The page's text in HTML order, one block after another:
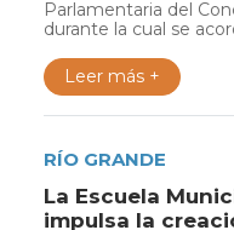
Parlamentaria del
durante la cual se
Leer más +
RÍO GRANDE
La Escuela
impulsa la